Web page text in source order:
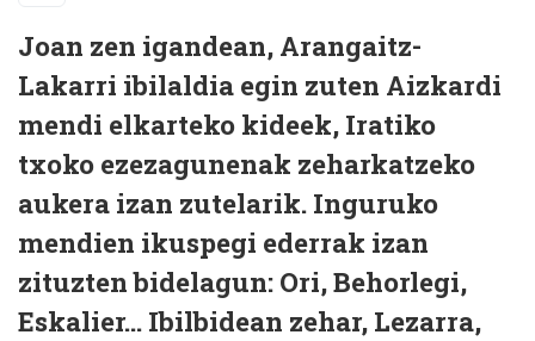
Joan zen igandean, Arangaitz-
Lakarri ibilaldia egin zuten Aizkardi
mendi elkarteko kideek, Iratiko
txoko ezezagunenak zeharkatzeko
aukera izan zutelarik. Inguruko
mendien ikuspegi ederrak izan
zituzten bidelagun: Ori, Behorlegi,
Eskalier... Ibilbidean zehar, Lezarra,